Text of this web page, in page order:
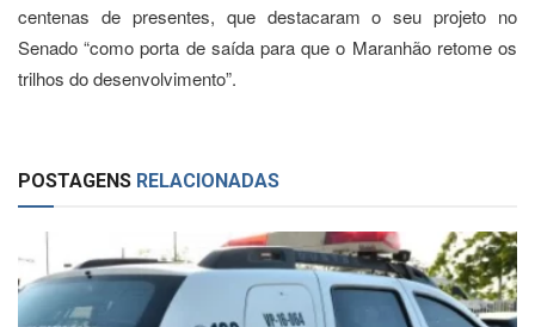
centenas de presentes, que destacaram o seu projeto no
Senado “como porta de saída para que o Maranhão retome os
trilhos do desenvolvimento”.
POSTAGENS RELACIONADAS